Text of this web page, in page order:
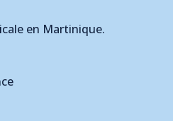
en Martinique.